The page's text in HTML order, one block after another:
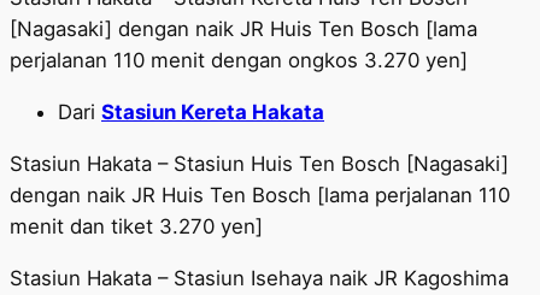
[Nagasaki] dengan naik JR Huis Ten Bosch [lama
perjalanan 110 menit dengan ongkos 3.270 yen]
Dari Stasiun Kereta Hakata
Stasiun Hakata – Stasiun Huis Ten Bosch [Nagasaki]
dengan naik JR Huis Ten Bosch [lama perjalanan 110
menit dan tiket 3.270 yen]
Stasiun Hakata – Stasiun Isehaya naik JR Kagoshima